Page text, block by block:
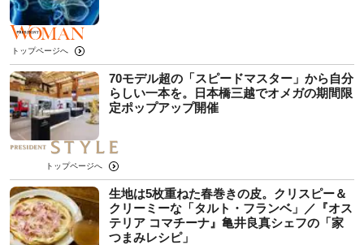
トップページへ
70モデル超の「スピードマスター」から自分
らしい一本を。日本橋三越でオメガの期間限
定ポップアップ開催
トップページへ
生地は5枚重ねた春巻きの皮。クリスピー＆
クリーミーな「タルト・フランベ」／『オス
テリア コマチーナ』亀井良真シェフの「家
つまみレシピ」